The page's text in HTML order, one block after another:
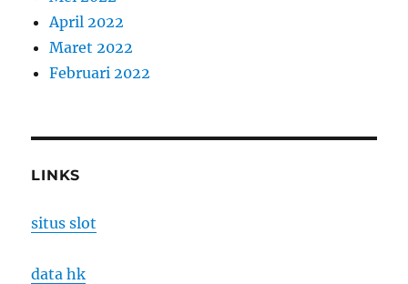
April 2022
Maret 2022
Februari 2022
LINKS
situs slot
data hk